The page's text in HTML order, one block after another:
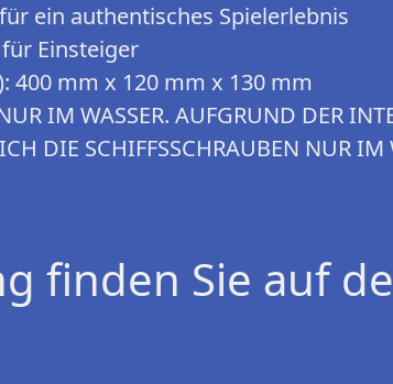
ein authentisches Spielerlebnis
Einsteiger
400 mm x 120 mm x 130 mm
IM WASSER. AUFGRUND DER
DIE SCHIFFSSCHRAUBEN NUR IM
finden Sie auf